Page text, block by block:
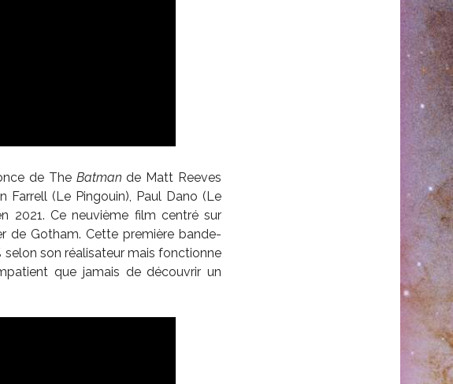
de TheBatmande Matt Reeves
Farrell (Le Pingouin), Paul Dano (Le
2021. Ce neuvième film centré sur
de Gotham. Cette première bande-
selon son réalisateur mais fonctionne
que jamais de découvrir un